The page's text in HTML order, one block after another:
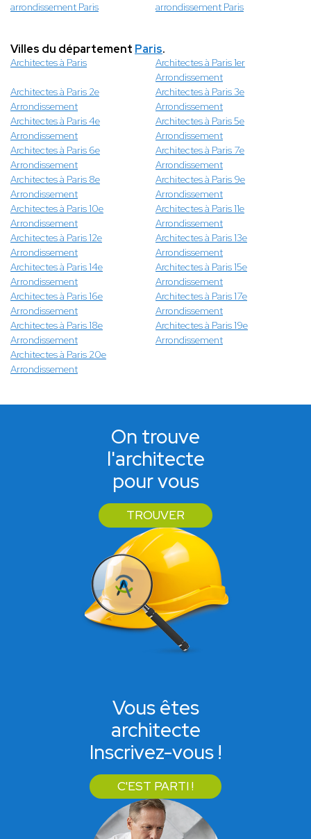
arrondissement Paris
arrondissement Paris
Villes du département Paris.
Architectes à Paris
Architectes à Paris 1er
Arrondissement
Architectes à Paris 2e
Arrondissement
Architectes à Paris 3e
Arrondissement
Architectes à Paris 4e
Arrondissement
Architectes à Paris 5e
Arrondissement
Architectes à Paris 6e
Arrondissement
Architectes à Paris 7e
Arrondissement
Architectes à Paris 8e
Arrondissement
Architectes à Paris 9e
Arrondissement
Architectes à Paris 10e
Arrondissement
Architectes à Paris 11e
Arrondissement
Architectes à Paris 12e
Arrondissement
Architectes à Paris 13e
Arrondissement
Architectes à Paris 14e
Arrondissement
Architectes à Paris 15e
Arrondissement
Architectes à Paris 16e
Arrondissement
Architectes à Paris 17e
Arrondissement
Architectes à Paris 18e
Arrondissement
Architectes à Paris 19e
Arrondissement
Architectes à Paris 20e
Arrondissement
On trouve
l'architecte
pour vous
TROUVER
Vous êtes
architecte
Inscrivez-vous !
C'EST PARTI !